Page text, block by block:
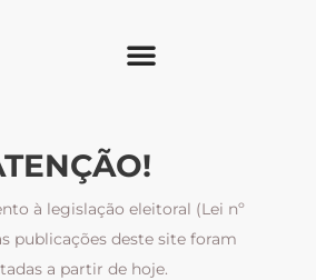
à legislação eleitoral (Lei nº
publicações deste site foram
a partir de hoje.